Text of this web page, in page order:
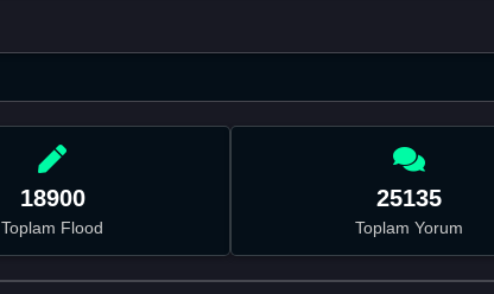
18900
Toplam Flood
25135
Toplam Yorum